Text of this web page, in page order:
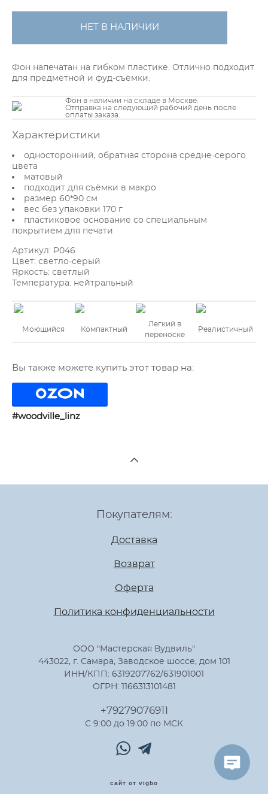
НЕТ В НАЛИЧИИ
Фон напечатан на гибком пластике. Отлично подходит
для предметной и фуд-съёмки.
Фон в наличии на складе в Москве.
Отправка на следующий рабочий день после
оплаты заказа.
Характеристики
односторонний, обратная сторона средне-серого
цвета
матовый
подходит для съёмки в макро
размер 60*90 см
вес без упаковки 170 г
пластиковое основание со специальным
покрытием для печати
Артикул: P046
Цвет: светло-серый
Яркость: светлый
Температура: нейтральный
Моющийся Компактный
Легкий в
переноске
Реалистичный
Вы также можете купить этот товар на:
#woodville_linz
Покупателям:
Доставка
Возврат
Оферта
Политика конфиденциальности
ООО "Мастерская Вудвиль"
443022, г. Самара, Заводское шоссе, дом 101
ИНН/КПП: 6319207762/631901001
ОГРН: 1166313101481
+79279076911
С 9:00 до 19:00 по МСК
сайт от vigbo